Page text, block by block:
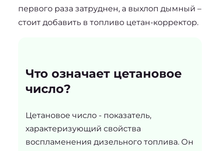
первого раза затруднен, а выхлоп дымный –
стоит добавить в топливо цетан-корректор.
Что означает цетановое
число?
Цетановое число - показатель,
характеризующий свойства
воспламенения дизельного топлива. Он